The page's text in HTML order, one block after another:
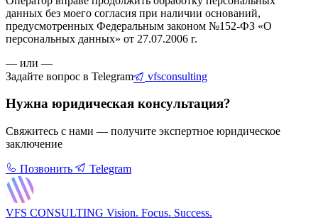
данных без моего согласия при наличии оснований,
предусмотренных Федеральным законом №152-ФЗ «О
персональных данных» от 27.07.2006 г.
— или —
Задайте вопрос в Telegram
vfsconsulting
Нужна юридическая консультация?
Свяжитесь с нами — получите экспертное юридическое
заключение
Позвонить Telegram
VFS CONSULTING Vision. Focus. Success.